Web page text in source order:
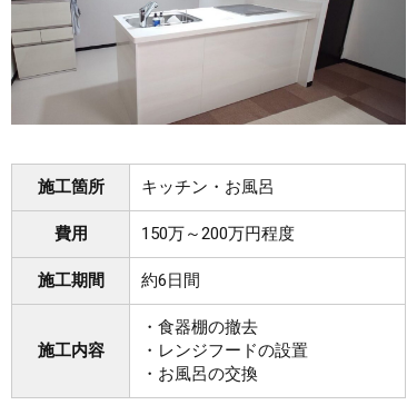
施工箇所 キッチン・お風呂
費用 150万～200万円程度
施工期間 約6日間
施工内容
・食器棚の撤去
・レンジフードの設置
・お風呂の交換